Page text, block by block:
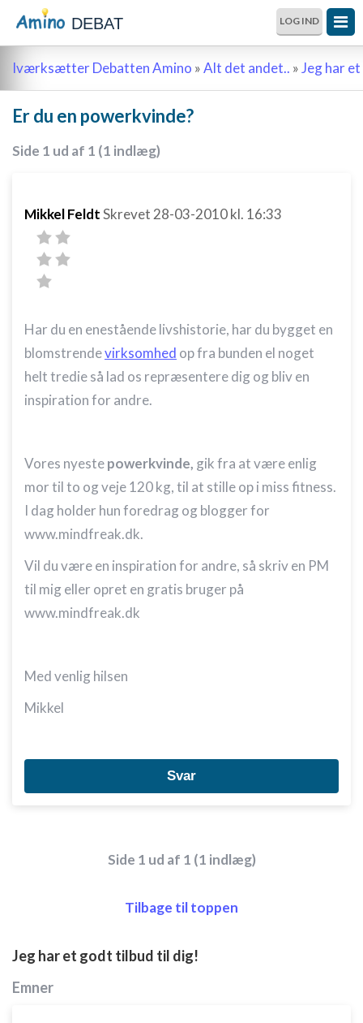
DEBAT LOG IND
Iværksætter Debatten Amino »Alt det andet.. »Jeg har
Er du en powerkvinde?
Side 1 ud af 1 (1 indlæg)
Mikkel FeldtSkrevet 28-03-2010kl. 16:33
Har du en enestående livshistorie, har du bygget en
blomstrendevirksomhed op fra bunden el noget
helt tredie så lad os repræsentere dig og bliv en
inspiration for andre.
Vores nyestepowerkvinde, gik fra at være enlig
mor til to og veje 120 kg, til at stille op i miss fitness.
I dag holder hun foredrag og blogger for
www.mindfreak.dk.
Vil du være en inspiration for andre, så skriv en PM
til mig eller opret en gratis bruger på
www.mindfreak.dk
Med venlig hilsen
Mikkel
Svar
Side 1 ud af 1 (1 indlæg)
Tilbage til toppen
Jeg har et godt tilbud til dig!
Emner